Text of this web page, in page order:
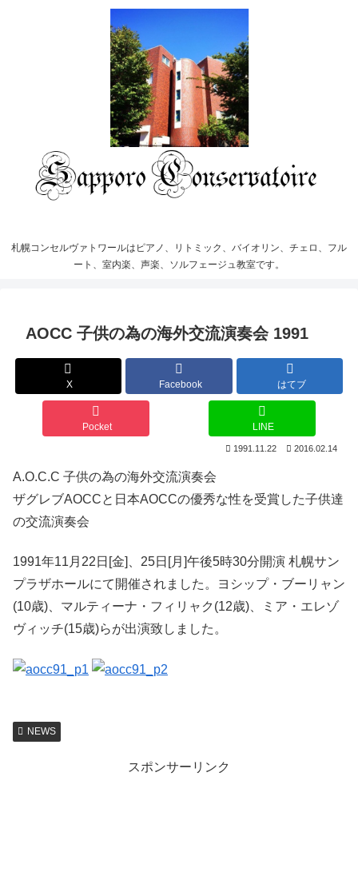
札幌コンセルヴァトワールはピアノ、リトミック、バイオリン、チェロ、フル
ート、室内楽、声楽、ソルフェージュ教室です。
AOCC 子供の為の海外交流演奏会 1991
X Facebook はてブ
Pocket LINE
1991.11.22 2016.02.14
A.O.C.C 子供の為の海外交流演奏会
ザグレブAOCCと日本AOCCの優秀な性を受賞した子供達
の交流演奏会
1991年11月22日[金]、25日[月]午後5時30分開演 札幌サン
プラザホールにて開催されました。ヨシップ・ブーリャン
(10歳)、マルティーナ・フィリャク(12歳)、ミア・エレゾ
ヴィッチ(15歳)らが出演致しました。
NEWS
スポンサーリンク